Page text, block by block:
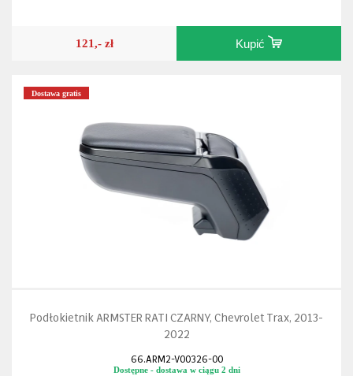
121,- zł Kupić
Dostawa gratis
Podłokietnik ARMSTER RATI CZARNY, Chevrolet Trax, 2013-
2022
66.ARM2-V00326-00
Dostępne - dostawa w ciągu 2 dni